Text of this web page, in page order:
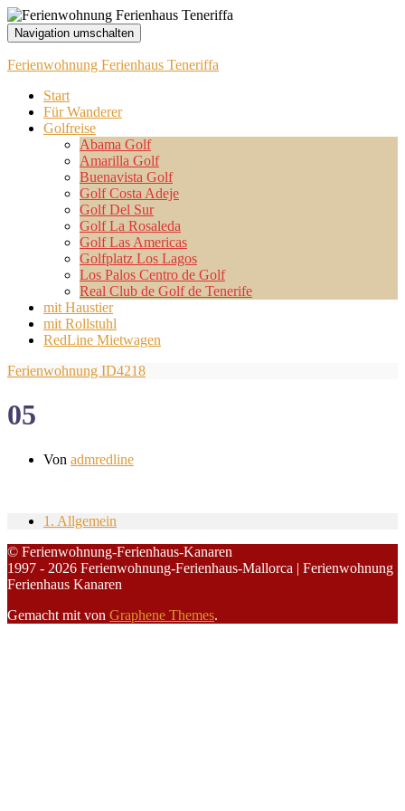
Navigation umschalten
Ferienwohnung Ferienhaus Teneriffa
Start
Für Wanderer
Golfreise
Abama Golf
Amarilla Golf
Buenavista Golf
Golf Costa Adeje
Golf Del Sur
Golf La Rosaleda
Golf Las Americas
Golfplatz Los Lagos
Los Palos Centro de Golf
Real Club de Golf de Tenerife
mit Haustier
mit Rollstuhl
RedLine Mietwagen
Ferienwohnung ID4218
05
Von admredline
1. Allgemein
© Ferienwohnung-Ferienhaus-Kanaren
1997 - 2026 Ferienwohnung-Ferienhaus-Mallorca | Ferienwohnung
Ferienhaus Kanaren
Gemacht mit von Graphene Themes.